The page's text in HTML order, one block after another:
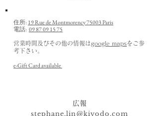
住所: 19 Rue de Montmorency 75003 Paris
電話: 09 87 09 15 75
営業時間及びその他の情報は google maps をご参
考下さい。
e-Gift Card available
広報
stephane.lin@kiyodo.com